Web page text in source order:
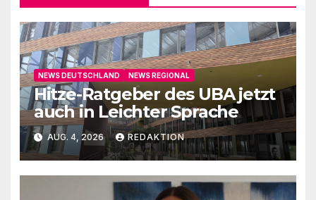
NEWS DEUTSCHLAND NEWS REGIONAL
Hitze-Ratgeber des UBA jetzt
auch in Leichter Sprache
AUG. 4, 2026 REDAKTION